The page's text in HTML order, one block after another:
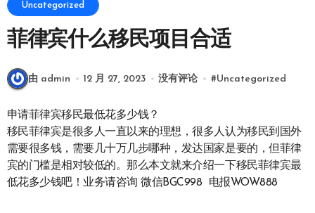
Uncategorized
菲律宾什么移民项目合适
由 admin 12 月 27, 2023 没有评论 #Uncategorized
申请菲律宾移民最低花多少钱？
移民菲律宾是很多人一直以来的理想，很多人认为移民到国外
需要很多钱，需要几十万几步哪种，发达国家是要的，但菲律
宾的门槛是相对较低的。那么本文就来介绍一下移民菲律宾最
低花多少钱吧！业务请咨询 微信BGC998 电报WOW888